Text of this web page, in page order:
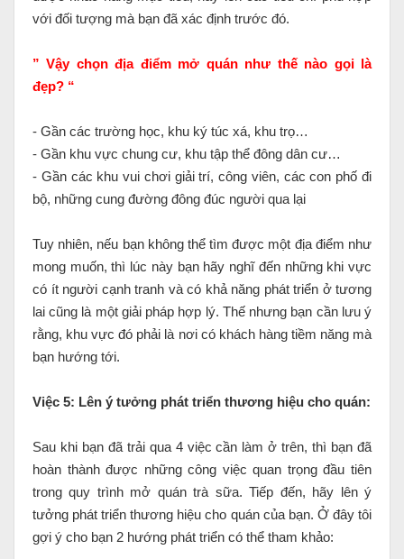
với đối tượng mà bạn đã xác định trước đó.
” Vậy chọn địa điểm mở quán như thế nào gọi là
đẹp? “
- Gần các trường học, khu ký túc xá, khu trọ…
- Gần khu vực chung cư, khu tập thể đông dân cư…
- Gần các khu vui chơi giải trí, công viên, các con phố đi
bộ, những cung đường đông đúc người qua lại
Tuy nhiên, nếu bạn không thể tìm được một địa điểm như
mong muốn, thì lúc này bạn hãy nghĩ đến những khi vực
có ít người cạnh tranh và có khả năng phát triển ở tương
lai cũng là một giải pháp hợp lý. Thế nhưng bạn cần lưu ý
rằng, khu vực đó phải là nơi có khách hàng tiềm năng mà
bạn hướng tới.
Việc 5: Lên ý tưởng phát triển thương hiệu cho quán:
Sau khi bạn đã trải qua 4 việc cần làm ở trên, thì bạn đã
hoàn thành được những công việc quan trọng đầu tiên
trong quy trình mở quán trà sữa. Tiếp đến, hãy lên ý
tưởng phát triển thương hiệu cho quán của bạn. Ở đây tôi
gợi ý cho bạn 2 hướng phát triển có thể tham khảo: